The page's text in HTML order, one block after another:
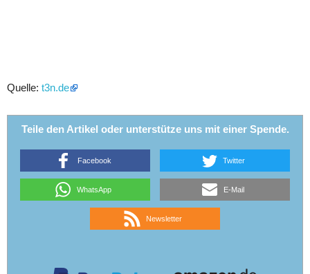
Quelle: t3n.de
Teile den Artikel oder unterstütze uns mit einer Spende.
Facebook Twitter
WhatsApp E-Mail
Newsletter